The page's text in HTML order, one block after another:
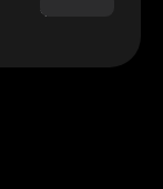
$180.00